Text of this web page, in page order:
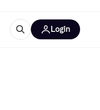
Login